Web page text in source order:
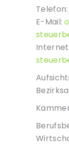
Telefon:
E-Mail:
Internet: